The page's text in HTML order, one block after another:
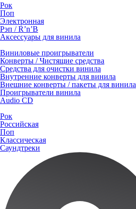
Рок
Поп
Электронная
Рэп / R’n’B
Аксессуары для винила
Виниловые проигрыватели
Конверты / Чистящие средства
Средства для очистки винила
Внутренние конверты для винила
Внешние конверты / пакеты для винила
Проигрыватели винила
Audio CD
Рок
Российская
Поп
Классическая
Саундтреки